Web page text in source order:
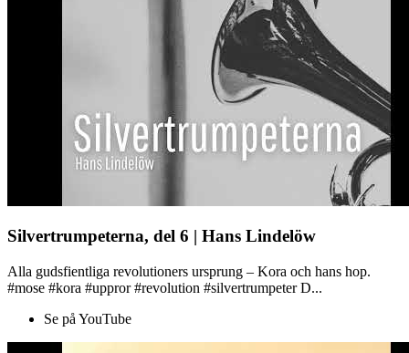
Silvertrumpeterna, del 6 | Hans Lindelöw
Alla gudsfientliga revolutioners ursprung – Kora och hans hop.
#mose #kora #uppror #revolution #silvertrumpeter D...
Se på YouTube